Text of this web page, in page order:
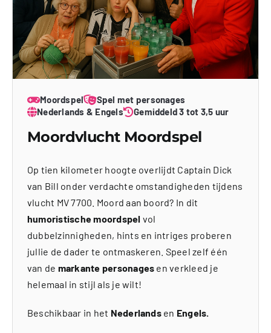
Moordspel
Spel met personages
Nederlands & Engels
Gemiddeld 3 tot 3,5 uur
Moordvlucht Moordspel
Op tien kilometer hoogte overlijdt Captain Dick
van Bill onder verdachte omstandigheden tijdens
vlucht MV 7700. Moord aan boord? In dit
humoristische moordspel vol
dubbelzinnigheden, hints en intriges proberen
jullie de dader te ontmaskeren. Speel zelf één
van de markante personages en verkleed je
helemaal in stijl als je wilt!
Beschikbaar in het Nederlandsen Engels.